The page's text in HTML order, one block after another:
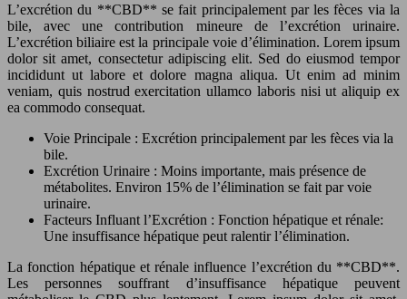
L’excrétion du **CBD** se fait principalement par les fèces via la
bile, avec une contribution mineure de l’excrétion urinaire.
L’excrétion biliaire est la principale voie d’élimination. Lorem ipsum
dolor sit amet, consectetur adipiscing elit. Sed do eiusmod tempor
incididunt ut labore et dolore magna aliqua. Ut enim ad minim
veniam, quis nostrud exercitation ullamco laboris nisi ut aliquip ex
ea commodo consequat.
Voie Principale : Excrétion principalement par les fèces via la
bile.
Excrétion Urinaire : Moins importante, mais présence de
métabolites. Environ 15% de l’élimination se fait par voie
urinaire.
Facteurs Influant l’Excrétion : Fonction hépatique et rénale:
Une insuffisance hépatique peut ralentir l’élimination.
La fonction hépatique et rénale influence l’excrétion du **CBD**.
Les personnes souffrant d’insuffisance hépatique peuvent